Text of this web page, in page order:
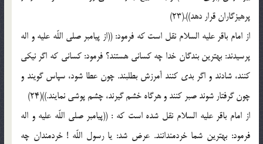
پرهيزگاران قرار دهد)).(23)
از امام باقر عليه السلام نقل است كه فرمود: ((از پيامبر صلى اللّه عليه و اله
پرسيدند: بهترين بندگان خدا چه كسانى هستند؟ فرمود: كسانى كه اگر نيكى
كنند، شادند و اگر بدى كنند آمرزش بطلبند. چون عطا شود، سپاس گويند و
چون گرفتار شوند صبر كنند و هرگاه خشم گيرند، چشم پوشى نمايند.))(24)
از امام باقر عليه السلام نقل شده است كه : ((پيامبر صلى اللّه عليه و اله
فرمود: بهترين شما خردمندانند. عرض شد: يا رسول اللّه ! خردمندان چه